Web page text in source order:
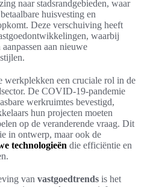
naar stadsrandgebieden, waar
huisvesting en
Deze verschuiving heeft
waarbij
aan nieuwe
werkplekken een cruciale rol in de
De COVID-19-pandemie
werkruimtes bevestigd,
hun projecten moeten
op de veranderende vraag. Dit
in ontwerp, maar ook de
technologieën die efficiëntie en
van vastgoedtrends is het